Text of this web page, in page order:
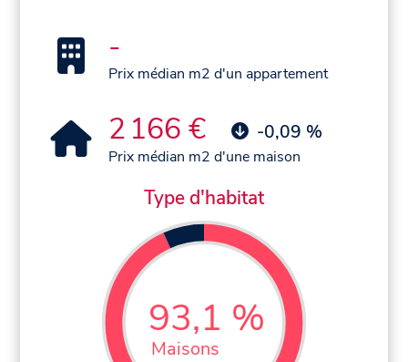
-
Prix médian m2 d'un appartement
2 166 € -0,09 %
Prix médian m2 d'une maison
Type d'habitat
93,1 %
Maisons